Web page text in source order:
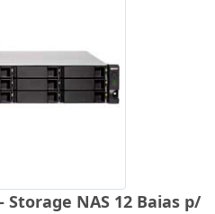
Storage NAS 12 Baias p/